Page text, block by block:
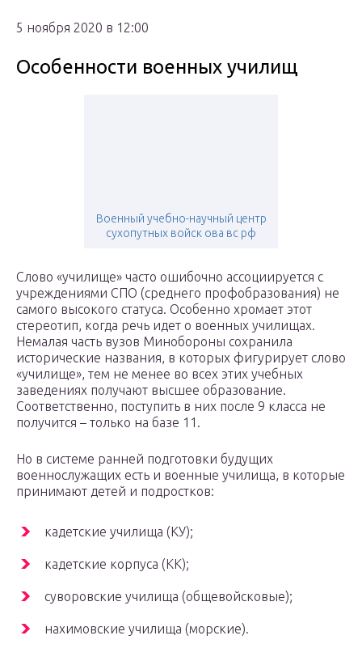
5 ноября 2020 в 12:00
Особенности военных училищ
Военный учебно-научный центр
сухопутных войск ова вс рф
Слово «училище» часто ошибочно ассоциируется с
учреждениями СПО (среднего профобразования) не
самого высокого статуса. Особенно хромает этот
стереотип, когда речь идет о военных училищах.
Немалая часть вузов Минобороны сохранила
исторические названия, в которых фигурирует слово
«училище», тем не менее во всех этих учебных
заведениях получают высшее образование.
Соответственно, поступить в них после 9 класса не
получится – только на базе 11.
Но в системе ранней подготовки будущих
военнослужащих есть и военные училища, в которые
принимают детей и подростков:
кадетские училища (КУ);
кадетские корпуса (КК);
суворовские училища (общевойсковые);
нахимовские училища (морские).